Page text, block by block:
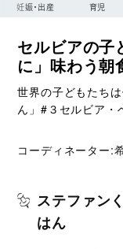
妊娠・出産 育児
セルビアの子
に」味わう朝
世界の子どもたち
ん」#３セルビア
コーディネーター:
ステファン
はん